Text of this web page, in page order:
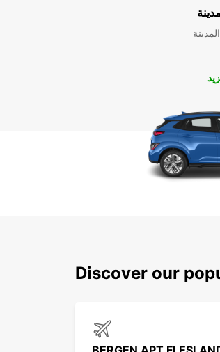
Discover our